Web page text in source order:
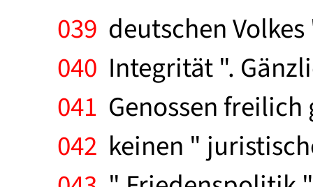
039 deutschen
040 Integrität ".
041 Genossen
042 keinen "